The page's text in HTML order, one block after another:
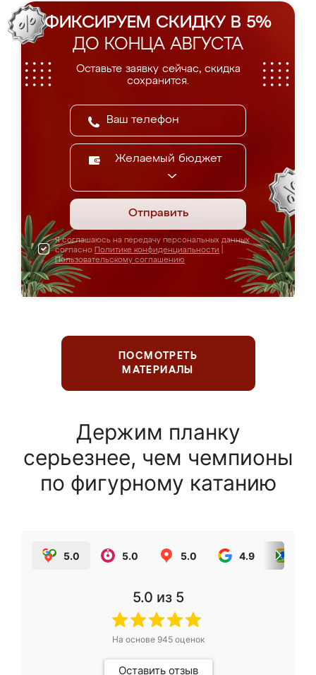
ФИКСИРУЕМ СКИДКУ В 5%
ДО КОНЦА АВГУСТА
Оставьте заявку сейчас, скидка
сохранится.
Желаемый бюджет
Отправить
Я соглашаюсь на передачу персональных данных
согласно Политике конфиденциальности
Пользовательскому соглашению
ПОСМОТРЕТЬ
МАТЕРИАЛЫ
Держим планку
серьезнее, чем чемпионы
по фигурному катанию
5.0 5.0 5.0 4.9
5.0 из 5
На основе 945оценок
Оставить отзыв